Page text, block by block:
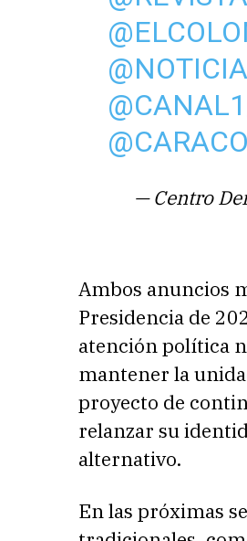
— Centro
Ambos anuncios
Presidencia de
atención política
mantener la
proyecto de
relanzar su
alternativo.
En las próximas